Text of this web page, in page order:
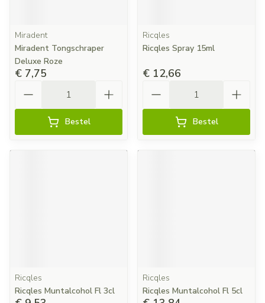
Miradent
Miradent Tongschraper
Deluxe Roze
€ 7,75
Bestel
Ricqles
Ricqles Spray 15ml
€ 12,66
Bestel
Ricqles
Ricqles Muntalcohol Fl 3cl
Ricqles
Ricqles Muntalcohol Fl 5cl